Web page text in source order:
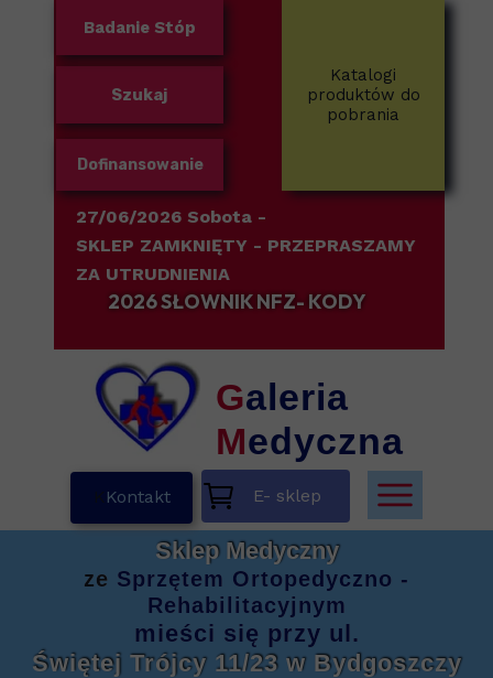
Kontakt
27/06/2026 Sobota -
SKLEP ZAMKNIĘTY - PRZEPRASZAMY
ZA UTRUDNIENIA
Galeria
Medyczna
Sklep Medyczny
ze Sprzętem Ortopedyczno -
Rehabilitacyjnym
mieści się przy ul.
Świętej Trójcy 11/23 w Bydgoszczy
E- sklep
Katalogi
produktów do
pobrania
2026 SŁOWNIK NFZ- KODY
Badanie Stóp
Szukaj
Dofinansowanie